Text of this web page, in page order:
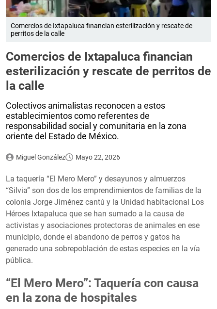
Comercios de Ixtapaluca financian esterilización y rescate de
perritos de la calle
Comercios de Ixtapaluca financian
esterilización y rescate de perritos de
la calle
Colectivos animalistas reconocen a estos
establecimientos como referentes de
responsabilidad social y comunitaria en la zona
oriente del Estado de México.
Miguel González Mayo 22, 2026
La taquería “El Mero Mero” y desayunos y almuerzos
“Silvia” son dos de los emprendimientos de familias de la
colonia Jorge Jiménez cantú y la Unidad habitacional Los
Héroes Ixtapaluca que se han sumado a la causa de
activistas y asociaciones protectoras de animales en ese
municipio, donde el abandono de perros y gatos ha
generado una sobrepoblación de estas especies en la vía
pública.
“El Mero Mero”: Taquería con causa
en la zona de hospitales